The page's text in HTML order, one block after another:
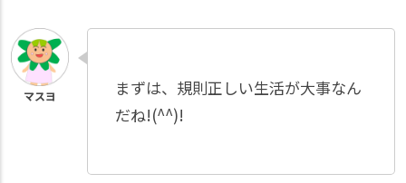
まずは、規則正しい生活が大事なん
だね!(^^)!